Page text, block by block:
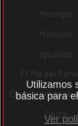
Montgat
Montclar
Igualada
El Pla del
Els Hostalets de
Cercs
Utilizamos
básica para
Ver